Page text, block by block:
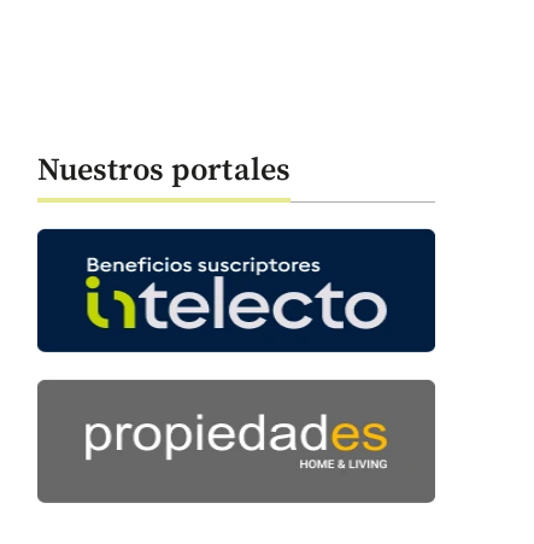
segundos
Nuestros portales